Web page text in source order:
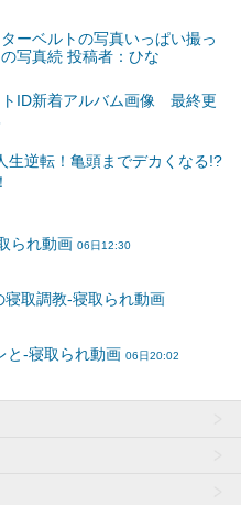
ーベルトの写真いっぱい撮っ
写真続 投稿者：ひな
トID新着アルバム画像 最終更